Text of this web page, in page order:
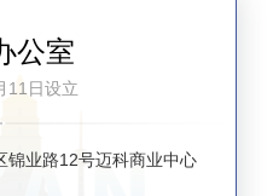
公室
11日设立
锦业路12号迈科商业中心